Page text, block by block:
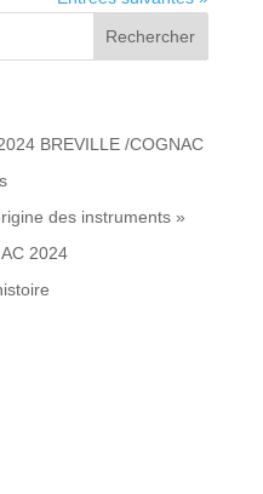
BREVILLE /COGNAC
des instruments »
2024